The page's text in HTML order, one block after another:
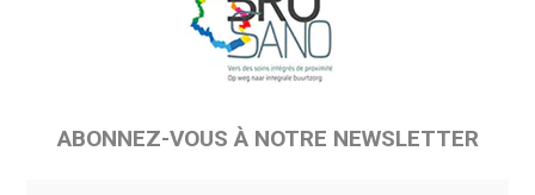
ABONNEZ-VOUS À NOTRE NEWSLETTER